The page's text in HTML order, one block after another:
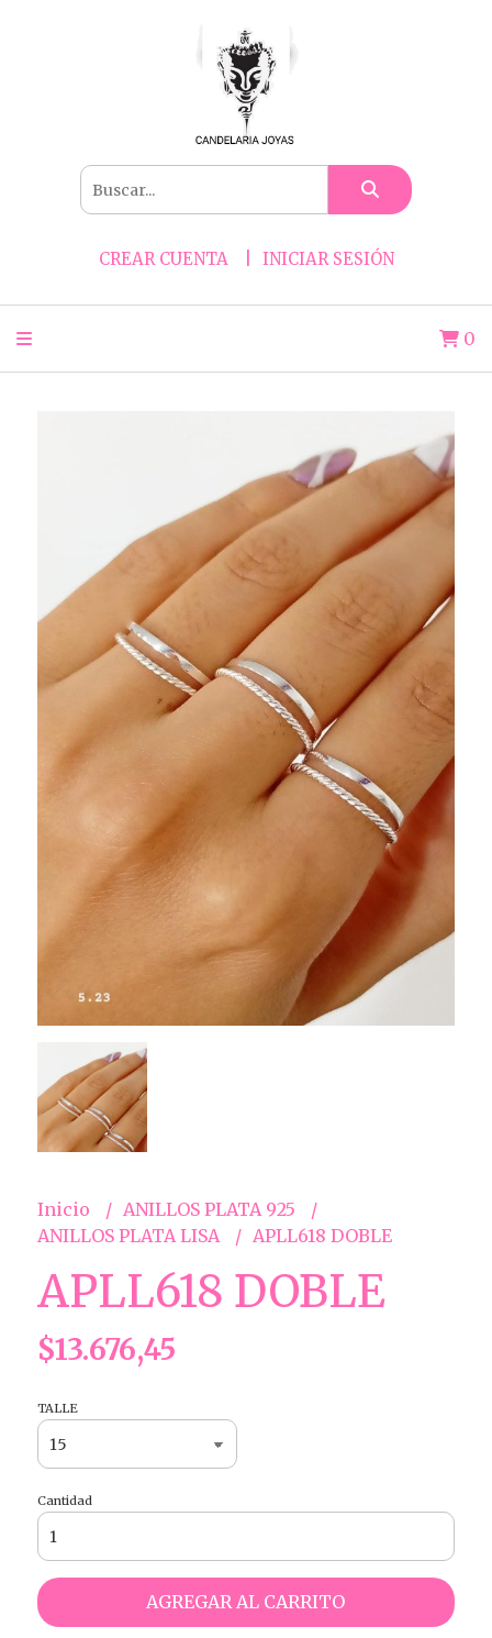
CREAR CUENTA INICIAR SESIÓN
0
Inicio
ANILLOS PLATA 925
ANILLOS PLATA LISA
APLL618 DOBLE
APLL618 DOBLE
$13.676,45
TALLE
Cantidad
AGREGAR AL CARRITO